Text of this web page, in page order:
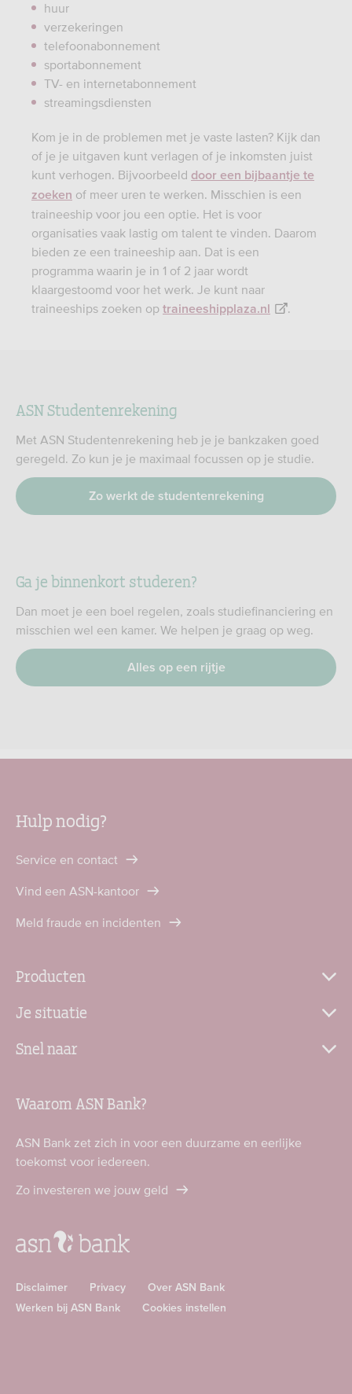
huur
verzekeringen
telefoonabonnement
sportabonnement
TV- en internetabonnement
streamingsdiensten
Kom je in de problemen met je vaste lasten? Kijk dan
of je je uitgaven kunt verlagen of je inkomsten juist
kunt verhogen. Bijvoorbeeld door een bijbaantje te
zoeken of meer uren te werken. Misschien is een
traineeship voor jou een optie. Het is voor
organisaties vaak lastig om talent te vinden. Daarom
bieden ze een traineeship aan. Dat is een
programma waarin je in 1 of 2 jaar wordt
klaargestoomd voor het werk. Je kunt naar
traineeships zoeken op traineeshipplaza.nl .
ASN Studentenrekening
Met ASN Studentenrekening heb je je bankzaken goed
geregeld. Zo kun je je maximaal focussen op je studie.
Zo werkt de studentenrekening
Ga je binnenkort studeren?
Dan moet je een boel regelen, zoals studiefinanciering en
misschien wel een kamer. We helpen je graag op weg.
Alles op een rijtje
Hulp nodig?
Service en contact
Vind een ASN-kantoor
Meld fraude en incidenten
Producten
Je situatie
Snel naar
Waarom ASN Bank?
ASN Bank zet zich in voor een duurzame en eerlijke
toekomst voor iedereen.
Zo investeren we jouw geld
Disclaimer Privacy
Over ASN Bank
Werken bij ASN Bank
Cookies instellen